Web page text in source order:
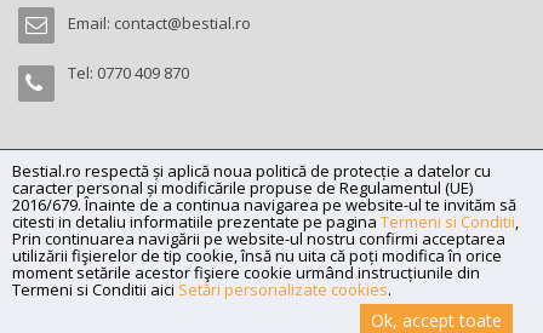
Bestial.ro respectă și aplică noua politică de protecție a datelor cu
caracter personal și modificările propuse de Regulamentul (UE)
2016/679. Înainte de a continua navigarea pe website-ul te invităm să
citesti in detaliu informatiile prezentate pe pagina Termeni si Conditii,
Prin continuarea navigării pe website-ul nostru confirmi acceptarea
utilizării fişierelor de tip cookie, însă nu uita că poți modifica în orice
moment setările acestor fişiere cookie urmând instrucțiunile din
Termeni si Conditii aici Setări personalizate cookies.
Ok, accept toate
Email: contact@bestial.ro
Tel: 0770 409 870
Copyright (C) 2026bestial.ro -All rights reserved.
SC BESTIAL RECORDS SRL, Nr. R.C.: J35/345/2005, C.U.I.: RO17197870,
Adresa: Bv 16 Decembrie 1989 nr 43, in curte la Neuromed, 300218,
Timisoara
Powered byNet Interaction.